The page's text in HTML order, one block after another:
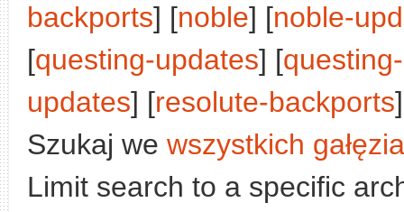
backports] [noble] [noble-
[questing-updates] [
updates] [resolute-backports
Szukaj we wszystkich
Limit search to a specific